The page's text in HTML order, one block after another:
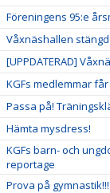
Föreningens 95:e
Våxnäshallen
[UPPDATERAD]
KGFs medlemmar
Passa på!
Hämta mysdress!
KGFs barn- och
reportage
Prova på gymnastik!!!